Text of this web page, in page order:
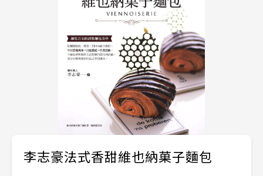
李志豪法式香甜維也納菓子麵包